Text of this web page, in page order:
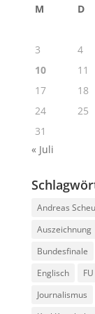
M D
3
4
10
11
17
18
24
25
31
« Juli
Andreas
Auszeichnung
Bundesfinale
Englisch
Journalismus